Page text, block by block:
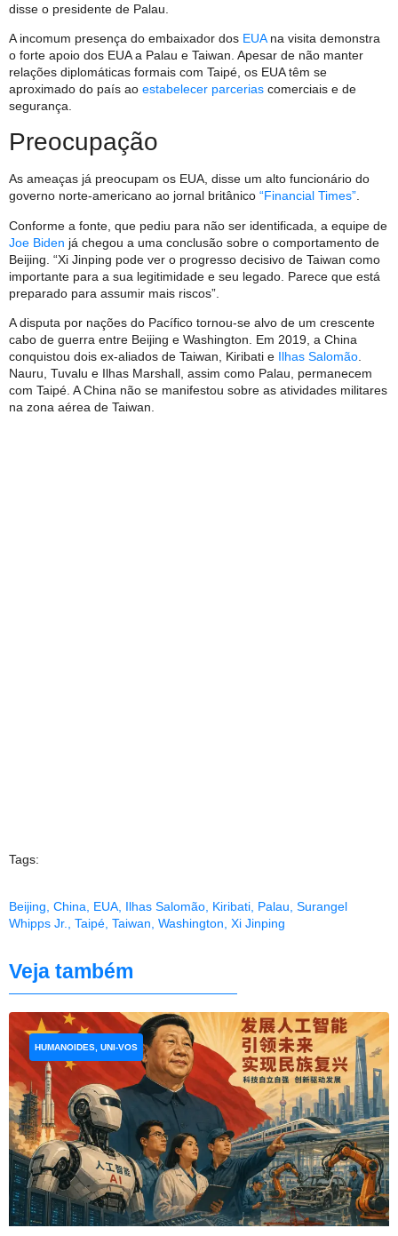
disse o presidente de Palau.
A incomum presença do embaixador dos EUAna visita demonstra
o forte apoio dos EUA a Palau e Taiwan. Apesar de não manter
relações diplomáticas formais com Taipé, os EUA têm se
aproximado do país ao estabelecer parcerias comerciais e de
segurança.
Preocupação
As ameaças já preocupam os EUA, disse um alto funcionário do
governo norte-americano ao jornal britânico “Financial Times”.
Conforme a fonte, que pediu para não ser identificada, a equipe de
Joe Biden já chegou a uma conclusão sobre o comportamento de
Beijing. “Xi Jinping pode ver o progresso decisivo de Taiwan como
importante para a sua legitimidade e seu legado. Parece que está
preparado para assumir mais riscos”.
A disputa por nações do Pacífico tornou-se alvo de um crescente
cabo de guerra entre Beijing e Washington. Em 2019, a China
conquistou dois ex-aliados de Taiwan, Kiribati e Ilhas Salomão
Nauru, Tuvalu e Ilhas Marshall, assim como Palau, permanecem
com Taipé. A China não se manifestou sobre as atividades militares
na zona aérea de Taiwan.
Tags:
Beijing China EUA Ilhas Salomão Kiribati Palau Surangel
Whipps Jr.
Taipé Taiwan Washington Xi Jinping
Veja também
HUMANOIDES, UNI-VOS